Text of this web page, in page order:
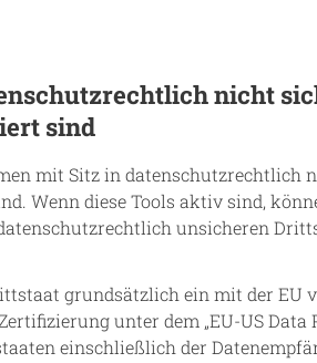
nicht
sind
mit Sitz in datenschutzrechtlich
Wenn diese Tools aktiv sind,
unsicheren
grundsätzlich ein mit der
unter dem „EU-US
einschließlich der